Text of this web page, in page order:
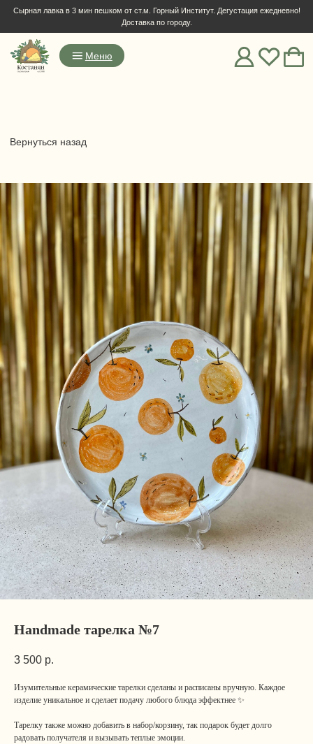
Сырная лавка в 3 мин пешком от ст.м. Горный Институт. Дегустация ежедневно!
Handmade тарелка №7
3 500 р.
Изумительные керамические тарелки сделаны и расписаны вручную. Каждое
изделие уникальное и сделает подачу любого блюда эффектнее ✨
Тарелку также можно добавить в набор/корзину, так подарок будет долго
радовать получателя и вызывать теплые эмоции.